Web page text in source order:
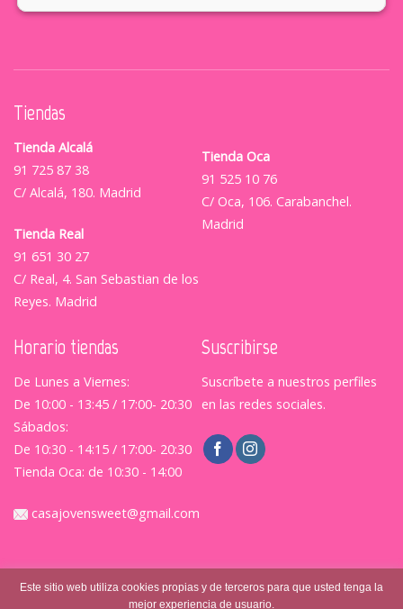
Tiendas
Tienda Alcalá
91 725 87 38
C/ Alcalá, 180. Madrid
Tienda Real
91 651 30 27
C/ Real, 4. San Sebastian de los
Reyes. Madrid
Tienda Oca
91 525 10 76
C/ Oca, 106. Carabanchel.
Madrid
Horario tiendas
De Lunes a Viernes:
De 10:00 - 13:45 / 17:00- 20:30
Sábados:
De 10:30 - 14:15 / 17:00- 20:30
Tienda Oca: de 10:30 - 14:00
Suscribirse
Suscríbete a nuestros perfiles
en las redes sociales.
casajovensweet@gmail.com
Este sitio web utiliza cookies propias y de terceros para que usted tenga la
mejor experiencia de usuario.